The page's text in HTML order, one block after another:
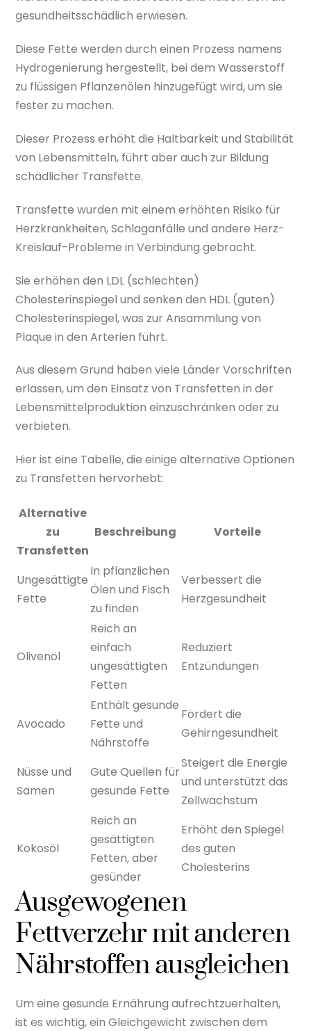
gesundheitsschädlich erwiesen.
Diese Fette werden durch einen Prozess namens
Hydrogenierung hergestellt, bei dem Wasserstoff
zu flüssigen Pflanzenölen hinzugefügt wird, um sie
fester zu machen.
Dieser Prozess erhöht die Haltbarkeit und Stabilität
von Lebensmitteln, führt aber auch zur Bildung
schädlicher Transfette.
Transfette wurden mit einem erhöhten Risiko für
Herzkrankheiten, Schlaganfälle und andere Herz-
Kreislauf-Probleme in Verbindung gebracht.
Sie erhöhen den LDL (schlechten)
Cholesterinspiegel und senken den HDL (guten)
Cholesterinspiegel, was zur Ansammlung von
Plaque in den Arterien führt.
Aus diesem Grund haben viele Länder Vorschriften
erlassen, um den Einsatz von Transfetten in der
Lebensmittelproduktion einzuschränken oder zu
verbieten.
Hier ist eine Tabelle, die einige alternative Optionen
zu Transfetten hervorhebt:
Alternative
zu
Transfetten
Beschreibung Vorteile
Ungesättigte
Fette
In pflanzlichen
Ölen und Fisch
zu finden
Verbessert die
Herzgesundheit
Olivenöl
Reich an
einfach
ungesättigten
Fetten
Reduziert
Entzündungen
Avocado
Enthält gesunde
Fette und
Nährstoffe
Fördert die
Gehirngesundheit
Nüsse und
Samen
Gute Quellen für
gesunde Fette
Steigert die Energie
und unterstützt das
Zellwachstum
Kokosöl
Reich an
gesättigten
Fetten, aber
gesünder
Erhöht den Spiegel
des guten
Cholesterins
Ausgewogenen
Fettverzehr mit anderen
Nährstoffen ausgleichen
Um eine gesunde Ernährung aufrechtzuerhalten,
ist es wichtig, ein Gleichgewicht zwischen dem